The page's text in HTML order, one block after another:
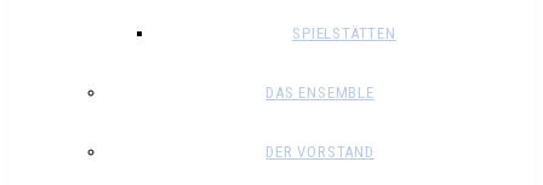
SPIELSTÄTTEN
DAS ENSEMBLE
DER VORSTAND